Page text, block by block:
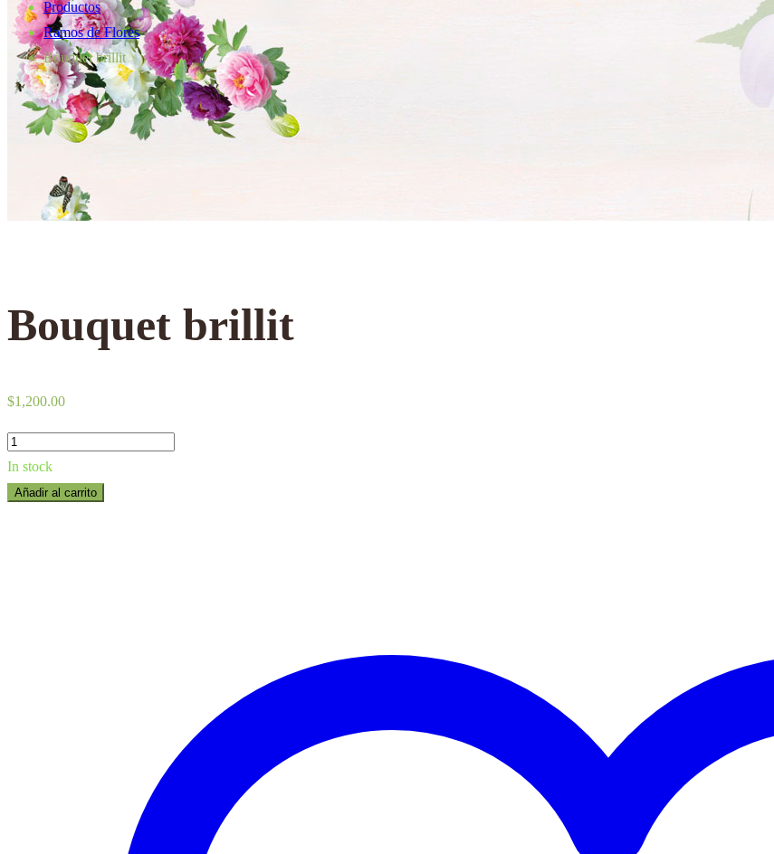
Productos
Ramos de Flores
Bouquet brillit
Bouquet brillit
$1,200.00
Bouquet
brillit
quantity
In stock
Añadir al carrito